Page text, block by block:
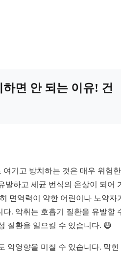
면 안 되는 이유! 건
기고 방치하는 것은 매우 위험
발하고 세균 번식의 온상이 되어
면역력이 약한 어린이나 노약자
. 악취는 호흡기 질환을 유발할
질환을 일으킬 수 있습니다. 😷
악영향을 미칠 수 있습니다. 막힌